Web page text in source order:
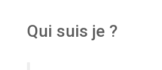
Qui suis je ?